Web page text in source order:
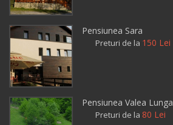
Pensiunea Sara
Preturi de la 150 Lei
Pensiunea Valea Lunga
Preturi de la 80 Lei